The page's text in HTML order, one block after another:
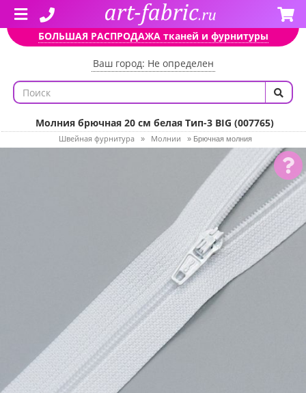
БОЛЬШАЯ РАСПРОДАЖА тканей и фурнитуры
Ваш город: Не определен
Молния брючная 20 см белая Тип-3 BIG (007765)
Швейная фурнитура » Молнии » Брючная молния